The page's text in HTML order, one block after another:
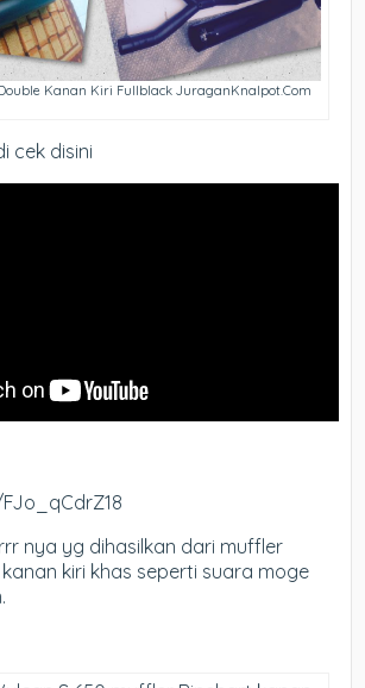
Kanan Kiri Fullblack JuraganKnalpot.Com
cek disini
nya yg dihasilkan dari muffler
kiri khas seperti suara moge